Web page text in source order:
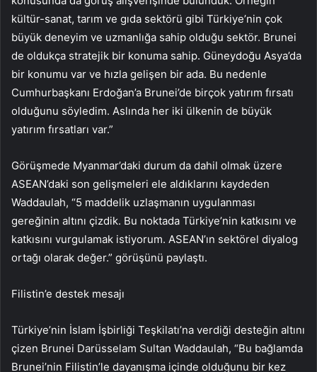
kültür-sanat, tarım ve gıda sektörü gibi Türkiye’nin çok
büyük deneyim ve uzmanlığa sahip olduğu sektör. Brunei
de oldukça stratejik bir konuma sahip. Güneydoğu Asya’da
bir konumu var ve hızla gelişen bir ada. Bu nedenle
Cumhurbaşkanı Erdoğan’a Brunei’de birçok yatırım fırsatı
olduğunu söyledim. Aslında her iki ülkenin de büyük
yatırım fırsatları var.”
Görüşmede Myanmar’daki durum da dahil olmak üzere
ASEAN’daki son gelişmeleri ele aldıklarını kaydeden
Waddaulah, “5 maddelik uzlaşmanın uygulanması
gereğinin altını çizdik. Bu noktada Türkiye’nin katkısını ve
katkısını vurgulamak istiyorum. ASEAN’ın sektörel diyalog
ortağı olarak değer.” görüşünü paylaştı.
Filistin’e destek mesajı
Türkiye’nin İslam İşbirliği Teşkilatı’na verdiği desteğin altını
çizen Brunei Darüsselam Sultan Waddaulah, “Bu bağlamda
Brunei’nin Filistin’le dayanışma içinde olduğunu bir kez